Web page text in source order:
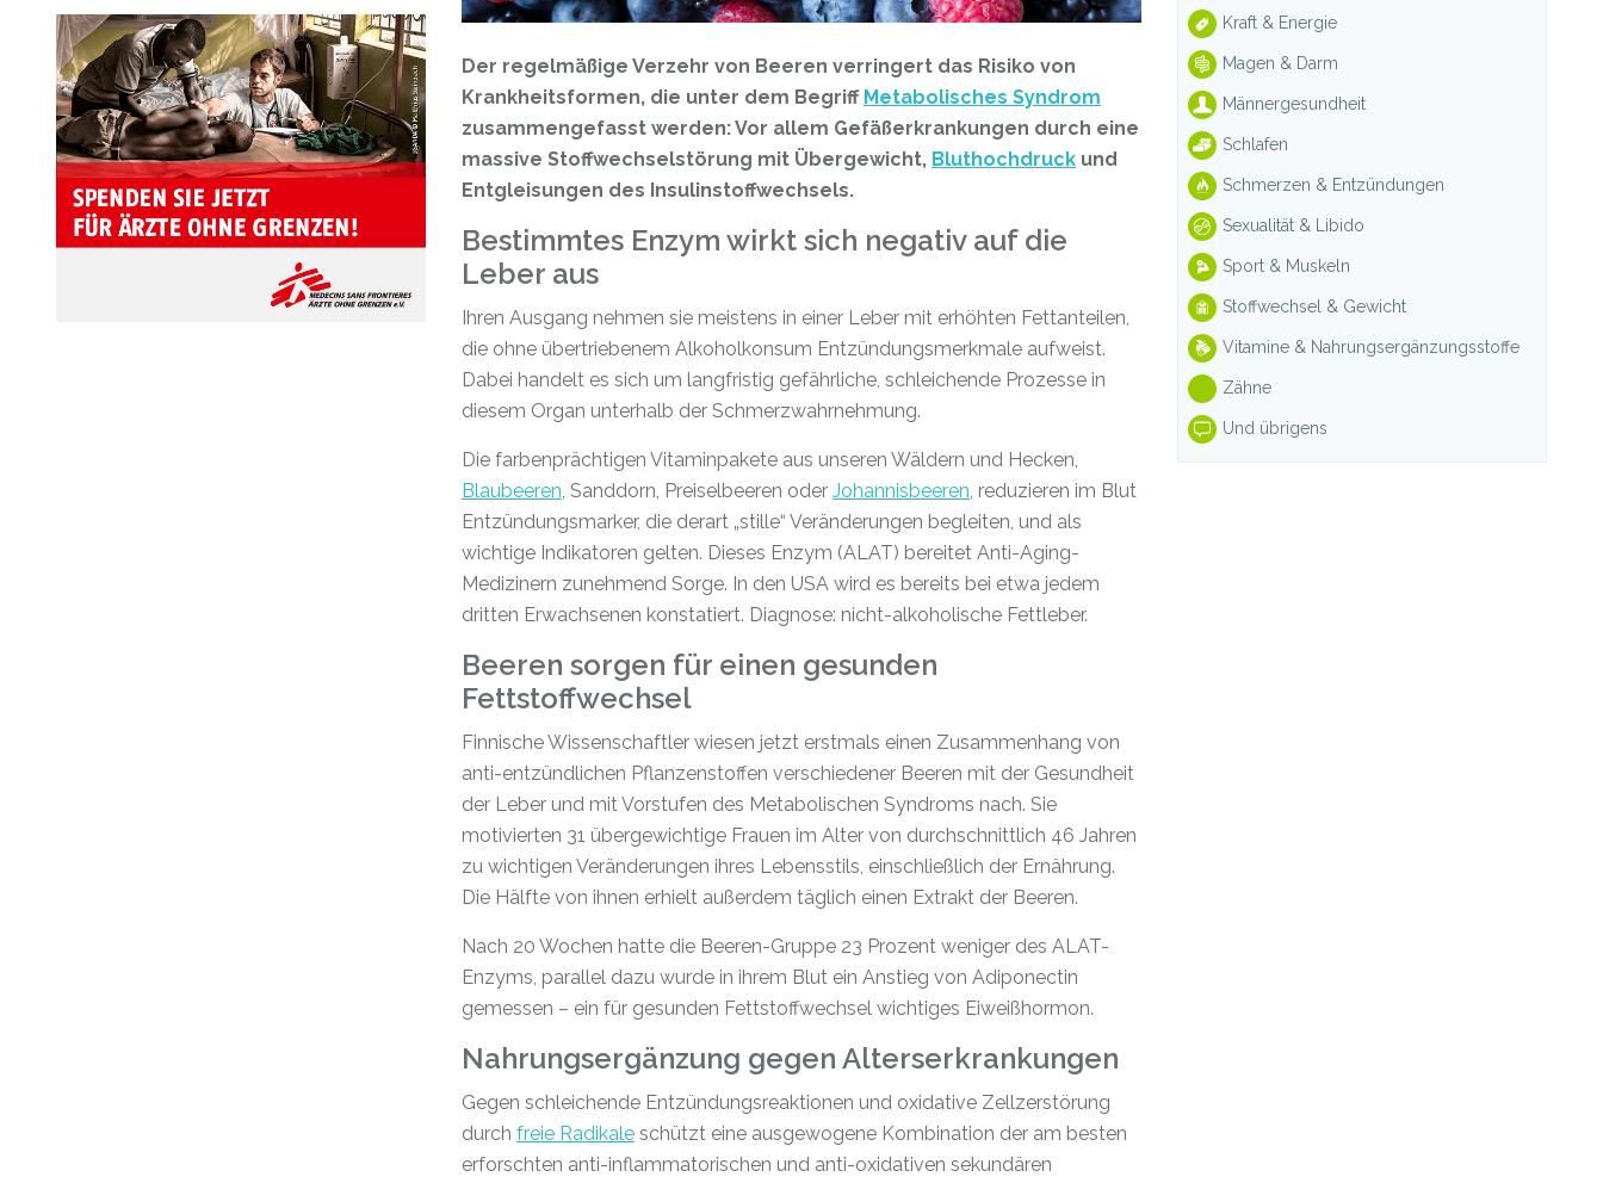
Der regelmäßige Verzehr von Beeren verringert das Risiko von
Krankheitsformen, die unter dem Begriff Metabolisches Syndrom
zusammengefasst werden: Vor allem Gefäßerkrankungen durch eine
massive Stoffwechselstörung mit Übergewicht, Bluthochdruck und
Entgleisungen des Insulinstoffwechsels.
Bestimmtes Enzym wirkt sich negativ auf die
Leber aus
Ihren Ausgang nehmen sie meistens in einer Leber mit erhöhten Fettanteilen,
die ohne übertriebenem Alkoholkonsum Entzündungsmerkmale aufweist.
Dabei handelt es sich um langfristig gefährliche, schleichende Prozesse in
diesem Organ unterhalb der Schmerzwahrnehmung.
Die farbenprächtigen Vitaminpakete aus unseren Wäldern und Hecken,
Blaubeeren, Sanddorn, Preiselbeeren oder Johannisbeeren, reduzieren im Blut
Entzündungsmarker, die derart „stille“ Veränderungen begleiten, und als
wichtige Indikatoren gelten. Dieses Enzym (ALAT) bereitet Anti-Aging-
Medizinern zunehmend Sorge. In den USA wird es bereits bei etwa jedem
dritten Erwachsenen konstatiert. Diagnose: nicht-alkoholische Fettleber.
Beeren sorgen für einen gesunden
Fettstoffwechsel
Finnische Wissenschaftler wiesen jetzt erstmals einen Zusammenhang von
anti-entzündlichen Pflanzenstoffen verschiedener Beeren mit der Gesundheit
der Leber und mit Vorstufen des Metabolischen Syndroms nach. Sie
motivierten 31 übergewichtige Frauen im Alter von durchschnittlich 46 Jahren
zu wichtigen Veränderungen ihres Lebensstils, einschließlich der Ernährung.
Die Hälfte von ihnen erhielt außerdem täglich einen Extrakt der Beeren.
Nach 20 Wochen hatte die Beeren-Gruppe 23 Prozent weniger des ALAT-
Enzyms, parallel dazu wurde in ihrem Blut ein Anstieg von Adiponectin
gemessen – ein für gesunden Fettstoffwechsel wichtiges Eiweißhormon.
Nahrungsergänzung gegen Alterserkrankungen
Gegen schleichende Entzündungsreaktionen und oxidative Zellzerstörung
durch freie Radikale schützt eine ausgewogene Kombination der am besten
erforschten anti-inflammatorischen und anti-oxidativen sekundären
Kraft & Energie
Magen & Darm
Männergesundheit
Schlafen
Schmerzen & Entzündungen
Sexualität & Libido
Sport & Muskeln
Stoffwechsel & Gewicht
Vitamine & Nahrungsergänzungsstoffe
Zähne
Und übrigens